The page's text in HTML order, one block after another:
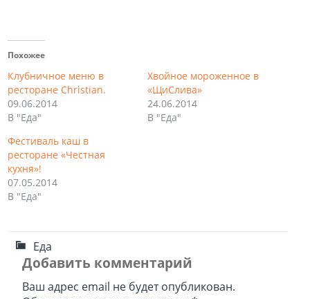
Похожее
Клубничное меню в
ресторане Christian.
09.06.2014
В "Еда"
Хвойное мороженное в
«ЩиСлива»
24.06.2014
В "Еда"
Фестиваль каш в
ресторане «Честная
кухня»!
07.05.2014
В "Еда"
Еда
Добавить комментарий
Ваш адрес email не будет опубликован.